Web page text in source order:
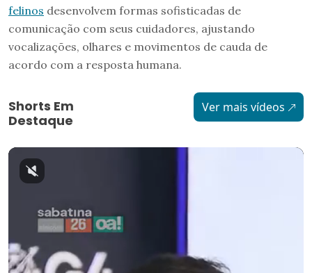
felinos desenvolvem formas sofisticadas de
comunicação com seus cuidadores, ajustando
vocalizações, olhares e movimentos de cauda de
acordo com a resposta humana.
Shorts Em
Destaque
Ver mais vídeos